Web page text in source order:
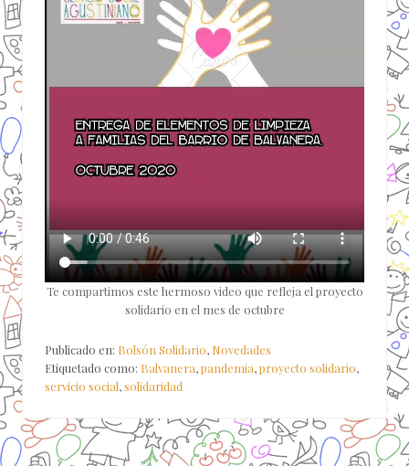
Te compartimos este hermoso video que refleja el proyecto
solidario en el mes de octubre
Publicado en: Bolsón Solidario, Novedades
Etiquetado como: Balvanera,pandemia,proyecto solidario,
servicio social,solidaridad